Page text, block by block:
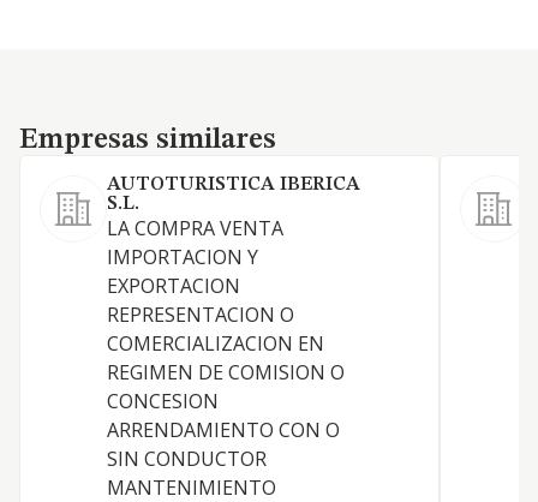
Empresas similares
Empresas similares
AUTOTURISTICA IBERICA
S.L.
LA COMPRA VENTA
IMPORTACION Y
EXPORTACION
REPRESENTACION O
COMERCIALIZACION EN
REGIMEN DE COMISION O
CONCESION
ARRENDAMIENTO CON O
SIN CONDUCTOR
MANTENIMIENTO